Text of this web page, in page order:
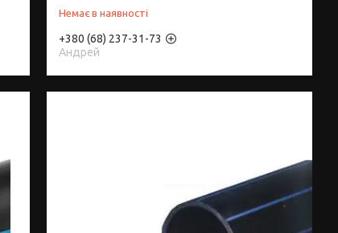
Немає в наявності
+380 (68) 237-31-73
Андрей